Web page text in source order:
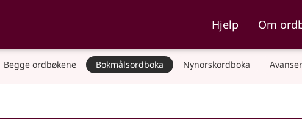
og NynorskordbokaHjelp Om
Begge ordbøkene Bokmålsordboka Nynorskordboka